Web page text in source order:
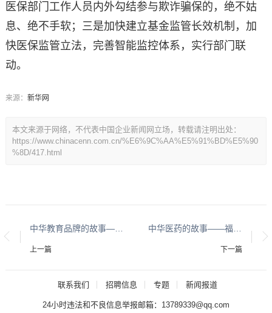
医保部门工作人员内外勾结参与欺诈骗保的，绝不姑
息、绝不手软；三是加快建立基金监管长效机制，加
快医保监管立法，完善智能监控体系，实行部门联
动。
来源： 新华网
本文来源于网络，不代表中国企业新闻网立场，转载请注明出处：
https://www.chinacenn.com.cn/%E6%9C%AA%E5%91%BD%E5%90
%8D/417.html
中华教育品牌的故事——林梅平的教育梦
上一篇
中华医药的故事——福州功夫推拿薛昭明
下一篇
联系我们 招聘信息 专题 新闻报道
24小时违法和不良信息举报邮箱：13789339@qq.com